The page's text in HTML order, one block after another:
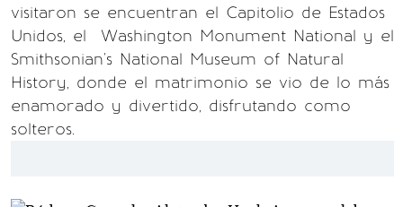
visitaron se encuentran el Capitolio de Estados
Unidos, el Washington Monument National y el
Smithsonian's National Museum of Natural
History, donde el matrimonio se vio de lo más
enamorado y divertido, disfrutando como
solteros.